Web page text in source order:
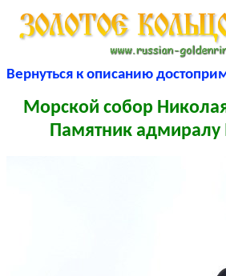
Вернуться к описанию
Морской собор
Памятник